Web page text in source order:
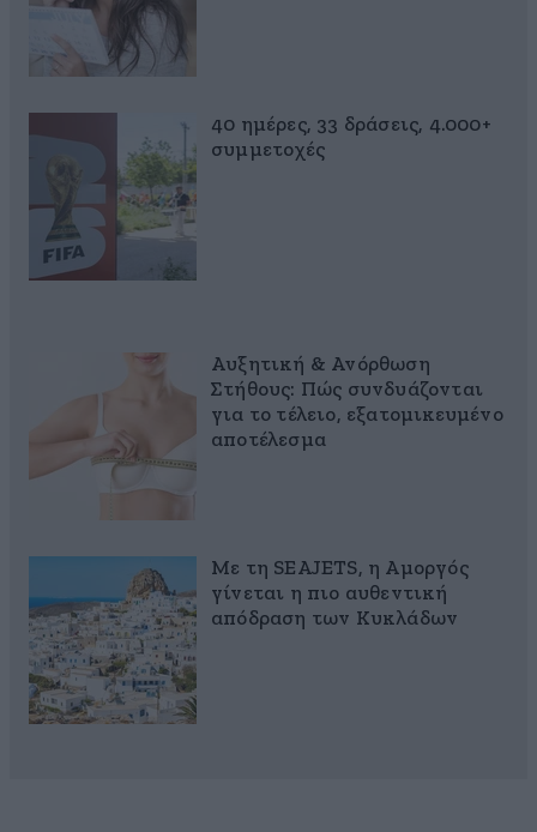
40 ημέρες, 33 δράσεις, 4.000+
συμμετοχές
Αυξητική & Ανόρθωση
Στήθους: Πώς συνδυάζονται
για το τέλειο, εξατομικευμένο
αποτέλεσμα
Με τη SEAJETS, η Αμοργός
γίνεται η πιο αυθεντική
απόδραση των Κυκλάδων